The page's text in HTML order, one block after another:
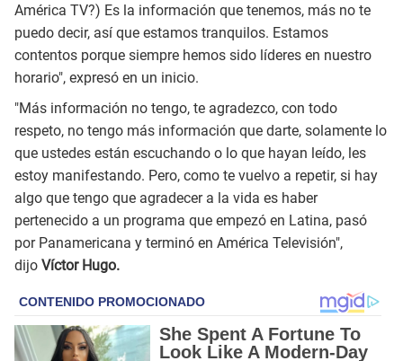
América TV?) Es la información que tenemos, más no te
puedo decir, así que estamos tranquilos. Estamos
contentos porque siempre hemos sido líderes en nuestro
horario", expresó en un inicio.
"Más información no tengo, te agradezco, con todo
respeto, no tengo más información que darte, solamente lo
que ustedes están escuchando o lo que hayan leído, les
estoy manifestando. Pero, como te vuelvo a repetir, si hay
algo que tengo que agradecer a la vida es haber
pertenecido a un programa que empezó en Latina, pasó
por Panamericana y terminó en América Televisión",
dijo Víctor Hugo.